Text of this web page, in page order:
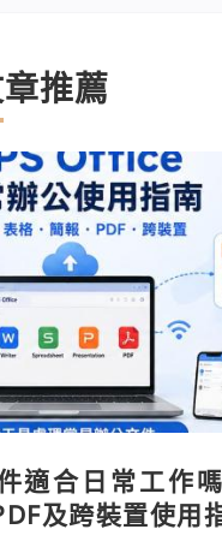
推薦
適合日常工作
及跨裝置使用